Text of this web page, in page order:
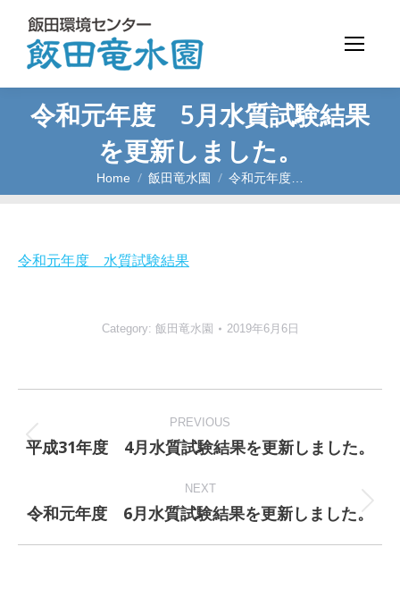
令和元年度 5月水質試験結果
を更新しました。
You are here:
Home 飯田竜水園 令和元年度…
令和元年度 水質試験結果
Category: 飯田竜水園 2019年6月6日
navigation
PREVIOUS
Previous
平成31年度 4月水質試験結果を更新しました。
NEXT
Next
令和元年度 6月水質試験結果を更新しました。